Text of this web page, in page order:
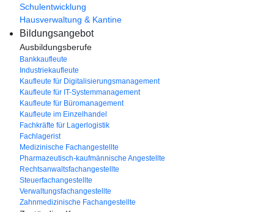
Schulentwicklung
Hausverwaltung & Kantine
Bildungsangebot
Ausbildungsberufe
Bankkaufleute
Industriekaufleute
Kaufleute für Digitalisierungsmanagement
Kaufleute für IT-Systemmanagement
Kaufleute für Büromanagement
Kaufleute im Einzelhandel
Fachkräfte für Lagerlogistik
Fachlagerist
Medizinische Fachangestellte
Pharmazeutisch-kaufmännische Angestellte
Rechtsanwaltsfachangestellte
Steuerfachangestellte
Verwaltungsfachangestellte
Zahnmedizinische Fachangestellte